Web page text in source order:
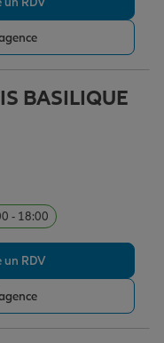
BASILIQUE
- 18:00
un RDV